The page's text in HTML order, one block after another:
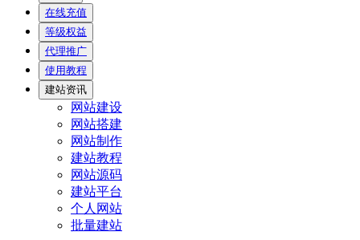
在线充值
等级权益
代理推广
使用教程
建站资讯
网站建设
网站搭建
网站制作
建站教程
网站源码
建站平台
个人网站
批量建站